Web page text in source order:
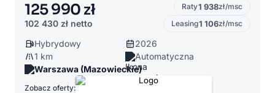
125 990 zł
102 430 zł netto
Raty1 938zł/msc
Leasing1 106zł/msc
Hybrydowy
2026
1 km
Automatyczna
Warszawa (Mazowieckie)
Zobacz oferty: